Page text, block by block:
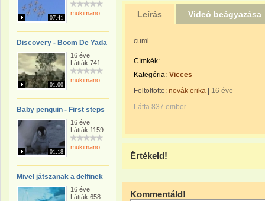
07:41
mukimano
Discovery - Boom De Yada
01:00
16 éve
Látták:741
mukimano
Baby penguin - First steps
01:18
16 éve
Látták:1159
mukimano
Mivel játszanak a delfinek
16 éve
Látták:658
Leírás Videó beágyazása
cumi...
Címkék:
Kategória: Vicces
Feltöltötte: novák erika
16 éve
Látta 837 ember.
Értékeld!
Kommentáld!